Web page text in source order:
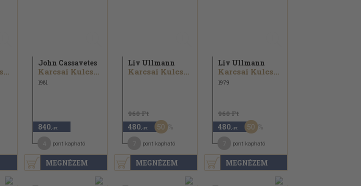
Karcsai Kulcsár István
MEGNÉZEM
John Cassavetes
Karcsai Kulcsár István
1981
840 ,-Ft
pont kapható
MEGNÉZEM
Liv Ullmann
Karcsai Kulcsár István
960 Ft
480 ,-Ft 50
pont kapható
MEGNÉZEM
Liv Ullmann
Karcsai Kulcsár István
1979
960 Ft
480 ,-Ft 50
pont kapható